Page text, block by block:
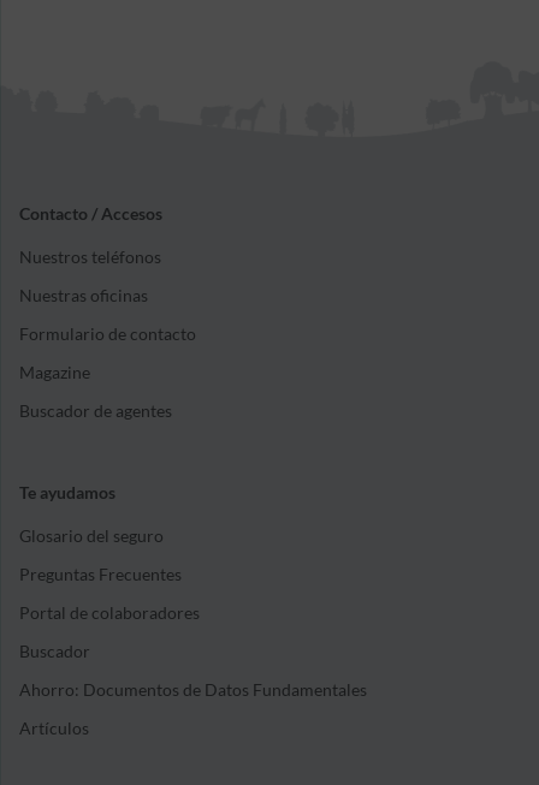
Contacto / Accesos
Nuestros teléfonos
Nuestras oficinas
Formulario de contacto
Magazine
Buscador de agentes
Te ayudamos
Glosario del seguro
Preguntas Frecuentes
Portal de colaboradores
Buscador
Ahorro: Documentos de Datos Fundamentales
Artículos